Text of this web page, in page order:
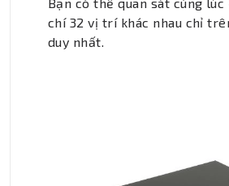
chí 32 vị trí khác nhau chỉ
duy nhất.